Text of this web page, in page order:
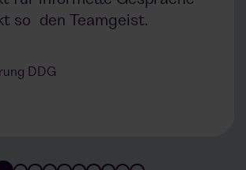
so den Teamgeist.
DDG